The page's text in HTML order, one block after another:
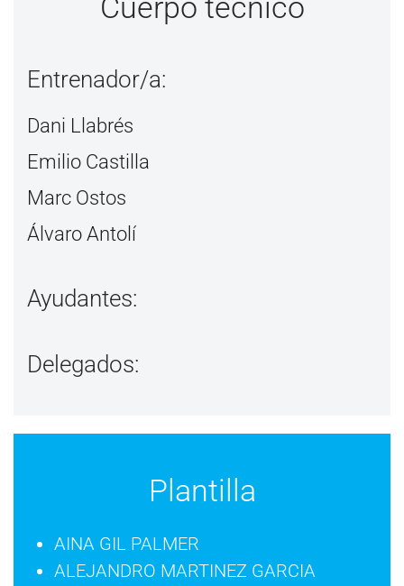
Cuerpo técnico
Entrenador/a:
Dani Llabrés
Emilio Castilla
Marc Ostos
Álvaro Antolí
Ayudantes:
Delegados:
Plantilla
AINA GIL PALMER
ALEJANDRO MARTINEZ GARCIA